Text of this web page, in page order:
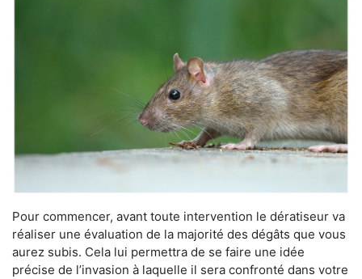
Pour commencer, avant toute intervention le dératiseur va
réaliser une évaluation de la majorité des dégâts que vous
aurez subis. Cela lui permettra de se faire une idée
précise de l’invasion à laquelle il sera confronté dans votre